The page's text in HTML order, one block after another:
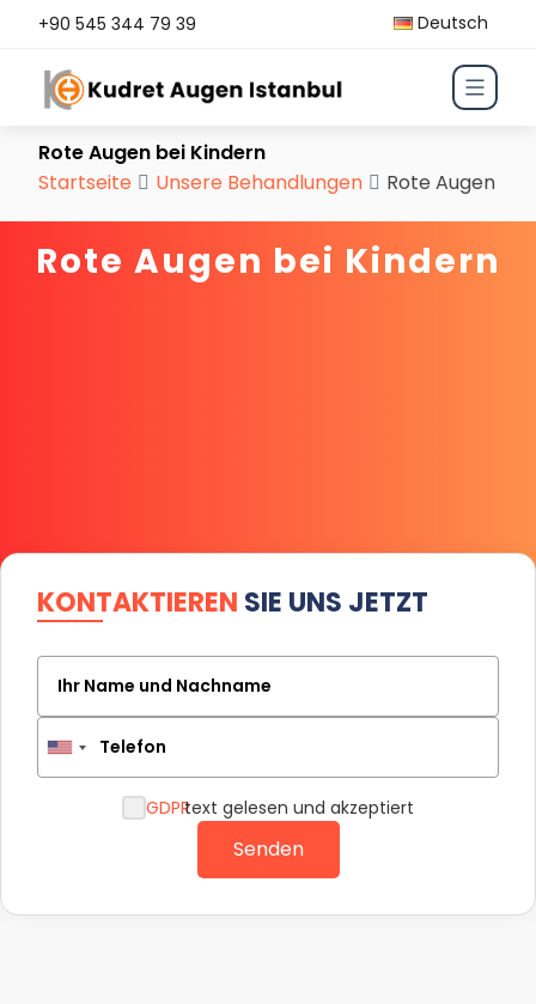
+90 545 344 79 39 Deutsch
Rote Augen bei Kindern
Startseite
Unsere Behandlungen Rote Augen bei
Rote Augen bei Kindern
KONTAKTIEREN SIE UNS JETZT
Ihr Name und Nachname
Telefon
GDPRtext gelesen und akzeptiert
Senden